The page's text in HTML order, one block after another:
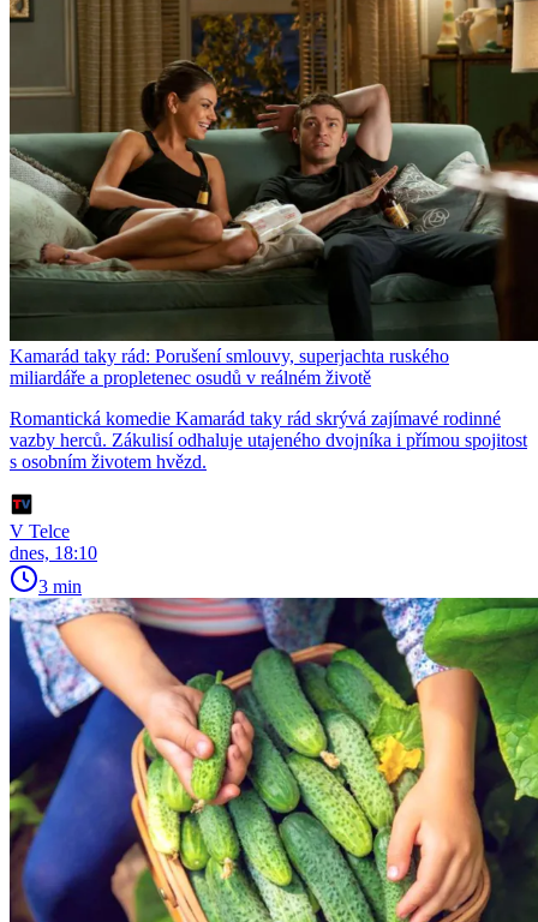
Kamarád taky rád: Porušení smlouvy, superjachta ruského
miliardáře a propletenec osudů v reálném životě
Romantická komedie Kamarád taky rád skrývá zajímavé rodinné
vazby herců. Zákulisí odhaluje utajeného dvojníka i přímou spojitost
s osobním životem hvězd.
V Telce
dnes, 18:10
3 min